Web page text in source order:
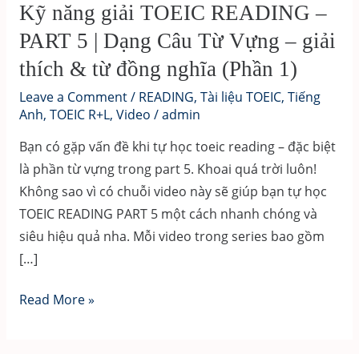
Kỹ năng giải TOEIC READING –
PART 5 | Dạng Câu Từ Vựng – giải
thích & từ đồng nghĩa (Phần 1)
Leave a Comment/ READING, Tài liệu TOEIC, Tiếng
Anh, TOEIC R+L, Video /admin
Bạn có gặp vấn đề khi tự học toeic reading – đặc biệt
là phần từ vựng trong part 5. Khoai quá trời luôn!
Không sao vì có chuỗi video này sẽ giúp bạn tự học
TOEIC READING PART 5 một cách nhanh chóng và
siêu hiệu quả nha. Mỗi video trong series bao gồm
[…]
Kỹ
Read More »